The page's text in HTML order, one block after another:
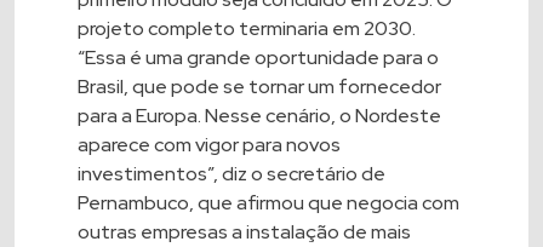
projeto completo terminaria em 2030.
“Essa é uma grande oportunidade para o
Brasil, que pode se tornar um fornecedor
para a Europa. Nesse cenário, o Nordeste
aparece com vigor para novos
investimentos”, diz o secretário de
Pernambuco, que afirmou que negocia com
outras empresas a instalação de mais